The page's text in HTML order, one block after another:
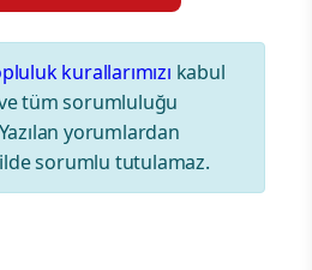
kurallarımızı kabul
tüm sorumluluğu
yorumlardan
sorumlu tutulamaz.